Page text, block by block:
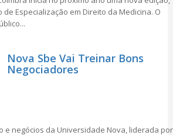
de Especialização em Direito da Medicina. O
Nova Sbe Vai Treinar Bons
Negociadores
e negócios da Universidade Nova, liderada por